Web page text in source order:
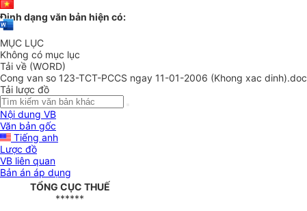
Định dạng văn bản hiện có:
MỤC LỤC
Không có mục lục
Tải về (WORD)
Cong van so 123-TCT-PCCS ngay 11-01-2006 (Khong xac dinh).doc
Tải lược đồ
Nội dung VB
Văn bản gốc
Tiếng anh
Lược đồ
VB liên quan
Bản án áp dụng
TỔNG CỤC THUẾ
******